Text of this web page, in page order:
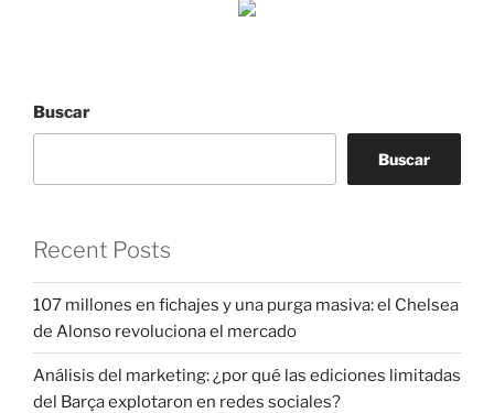
Buscar
Buscar
Recent Posts
107 millones en fichajes y una purga masiva: el Chelsea
de Alonso revoluciona el mercado
Análisis del marketing: ¿por qué las ediciones limitadas
del Barça explotaron en redes sociales?